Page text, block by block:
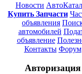
Новости
Купить Запчасти
объявления
автомобилей
объявление
Контакты Форум
Авторизация